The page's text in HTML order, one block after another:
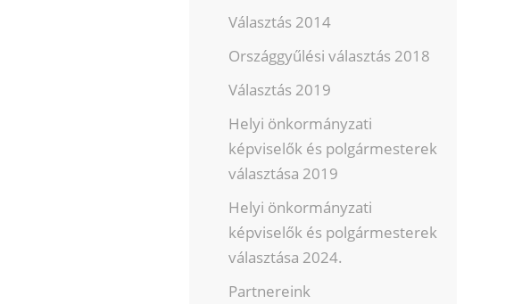
Választás 2014
Országgyűlési választás 2018
Választás 2019
Helyi önkormányzati
képviselők és polgármesterek
választása 2019
Helyi önkormányzati
képviselők és polgármesterek
választása 2024.
Partnereink